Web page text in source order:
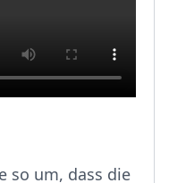
so um, dass die